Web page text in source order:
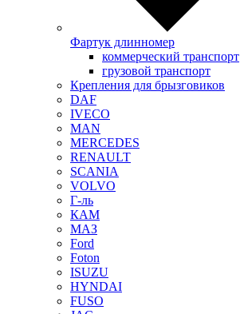
Фартук длинномер
коммерческий транспорт
грузовой транспорт
Крепления для брызговиков
DAF
IVECO
MAN
MERCEDES
RENAULT
SCANIA
VOLVO
Г-ль
КАМ
МАЗ
Ford
Foton
ISUZU
HYNDAI
FUSO